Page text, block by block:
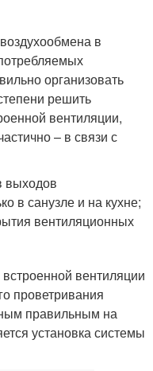
в
организовать
решить
вентиляции,
– в связи с
выходов
в санузле и на кухне;
вентиляционных
вентиляции
проветривания
правильным на
установка системы